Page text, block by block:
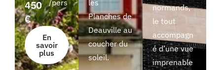
450
€
/pers
.
En
savoir
plus
les
Planches de
Deauville au
coucher du
soleil.
normands,
le tout
accompagn
é d’une vue
imprenable